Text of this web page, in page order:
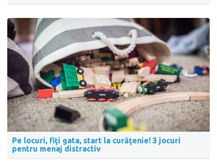
Pe locuri, fiţi gata, start la curăţenie! 3 jocuri
pentru menaj distractiv